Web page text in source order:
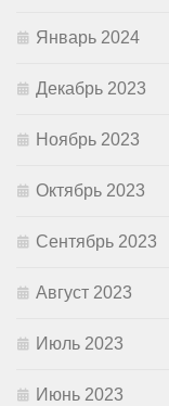
Январь 2024
Декабрь 2023
Ноябрь 2023
Октябрь 2023
Сентябрь 2023
Август 2023
Июль 2023
Июнь 2023